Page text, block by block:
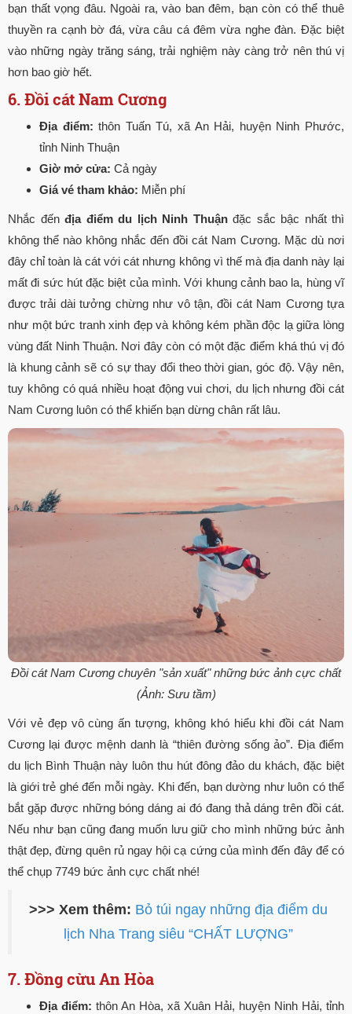
bạn thất vọng đâu. Ngoài ra, vào ban đêm, bạn còn có thể thuê
thuyền ra cạnh bờ đá, vừa câu cá đêm vừa nghe đàn. Đặc biệt
vào những ngày trăng sáng, trải nghiệm này càng trở nên thú vị
hơn bao giờ hết.
6. Đồi cát Nam Cương
Địa điểm: thôn Tuấn Tú, xã An Hải, huyện Ninh Phước,
tỉnh Ninh Thuận
Giờ mở cửa: Cả ngày
Giá vé tham khảo: Miễn phí
Nhắc đến địa điểm du lịch Ninh Thuậnđặc sắc bậc nhất thì
không thể nào không nhắc đến đồi cát Nam Cương. Mặc dù nơi
đây chỉ toàn là cát với cát nhưng không vì thế mà địa danh này lại
mất đi sức hút đặc biệt của mình. Với khung cảnh bao la, hùng vĩ
được trải dài tưởng chừng như vô tận, đồi cát Nam Cương tựa
như một bức tranh xinh đẹp và không kém phần độc lạ giữa lòng
vùng đất Ninh Thuận. Nơi đây còn có một đặc điểm khá thú vị đó
là khung cảnh sẽ có sự thay đổi theo thời gian, góc độ. Vậy nên,
tuy không có quá nhiều hoạt động vui chơi, du lịch nhưng đồi cát
Nam Cương luôn có thể khiến bạn dừng chân rất lâu.
Đồi cát Nam Cương chuyên "sản xuất" những bức ảnh cực chất
(Ảnh: Sưu tầm)
Với vẻ đẹp vô cùng ấn tượng, không khó hiểu khi đồi cát Nam
Cương lại được mệnh danh là “thiên đường sống ảo”. Địa điểm
du lịch Bình Thuận này luôn thu hút đông đảo du khách, đặc biệt
là giới trẻ ghé đến mỗi ngày. Khi đến, bạn dường như luôn có thể
bắt gặp được những bóng dáng ai đó đang thả dáng trên đồi cát.
Nếu như bạn cũng đang muốn lưu giữ cho mình những bức ảnh
thật đẹp, đừng quên rủ ngay hội cạ cứng của mình đến đây để có
thể chụp 7749 bức ảnh cực chất nhé!
>>> Xem thêm: Bỏ túi ngay những địa điểm du
lịch Nha Trang siêu “CHẤT LƯỢNG”
7. Đồng cừu An Hòa
Địa điểm: thôn An Hòa, xã Xuân Hải, huyện Ninh Hải, tỉnh